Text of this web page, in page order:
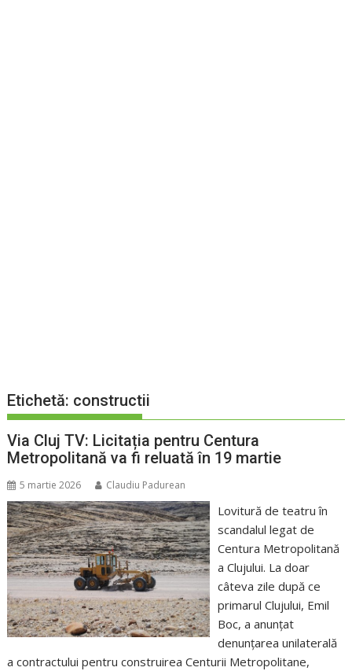
Etichetă: constructii
Via Cluj TV: Licitația pentru Centura
Metropolitană va fi reluată în 19 martie
5 martie 2026 Claudiu Padurean
Lovitură de teatru în
scandalul legat de
Centura Metropolitană
a Clujului. La doar
câteva zile după ce
primarul Clujului, Emil
Boc, a anunțat
denunțarea unilaterală
a contractului pentru construirea Centurii Metropolitane,